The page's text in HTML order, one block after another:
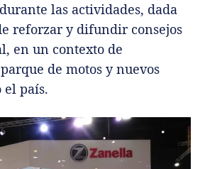
las actividades, dada
reforzar y difundir consejos
en un contexto de
de motos y nuevos
el país.